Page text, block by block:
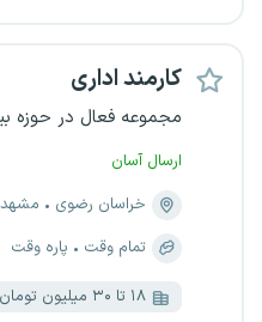
کارمند اداری
مجموعه فعال در حوزه
ارسال آسان
خراسان رضوی
مشهد،
تمام وقت
پاره وقت
۱۸ تا ۳۰ میلیون تومان